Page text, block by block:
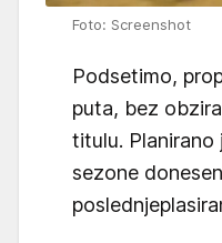
Foto: Screenshot
Podsetimo,
puta, bez
titulu. Planirano
sezone